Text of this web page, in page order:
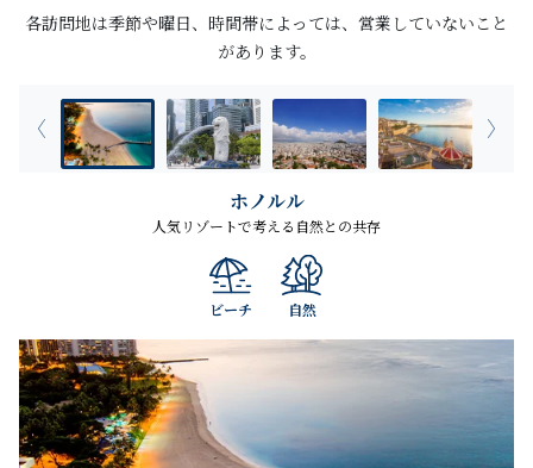
各訪問地は季節や曜日、時間帯によっては、営業していないこと
があります。
ホノルル
人気リゾートで考える自然との共存
ビーチ 自然